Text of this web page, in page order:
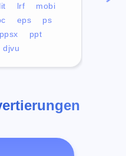
lit lrf
mobi
eps
ps
ppsx
ppt
djvu